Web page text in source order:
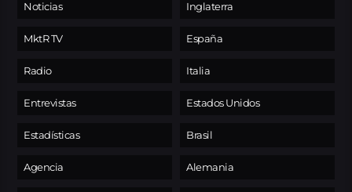
Noticias
MktR TV
Radio
Entrevistas
Estadísticas
Agencia
Inglaterra
España
Italia
Estados Unidos
Brasil
Alemania